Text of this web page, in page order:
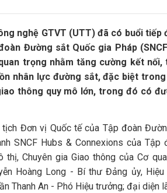
nghệ GTVT (UTT) đã có buổi
Đường sắt Quốc gia Pháp
trọng nhằm tăng cường kết
nhân lực đường sắt, đặc biệt trong
thông quy mô lớn, trong đó có
Đơn vị Quốc tế của Tập đoàn
SNCF Hubs & Connexions của
Chuyên gia Giao thông của Cơ
Hoàng Long - Bí thư Đảng ủy,
Thanh An - Phó Hiệu trưởng; đại diện